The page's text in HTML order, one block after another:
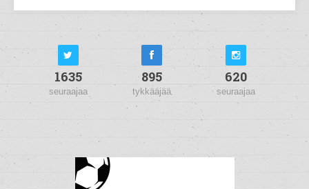
1635
seuraajaa
895
tykkääjää
620
seuraajaa